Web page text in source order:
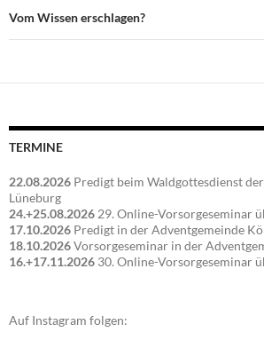
Vom Wissen erschlagen?
TERMINE
22.08.2026 Predigt beim Waldgottesdienst
Lüneburg
24.+25.08.2026 29. Online-Vorsorgeseminar
17.10.2026 Predigt in der Adventgemeinde
18.10.2026Vorsorgeseminar in der
16.+17.11.2026 30. Online-Vorsorgeseminar
Auf Instagram folgen: